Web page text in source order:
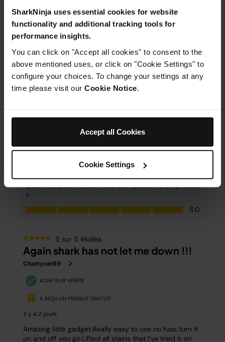
SharkNinja uses essential cookies for website
functionality and additional tracking tools for
performance insights.
You can click on "Accept all cookies" to consent to the
above mentioned uses, or click on "Cookie Settings" to
configure your choices. To change your settings at any
time please visit our Cookie Notice
Accept all Cookies
Cookie Settings